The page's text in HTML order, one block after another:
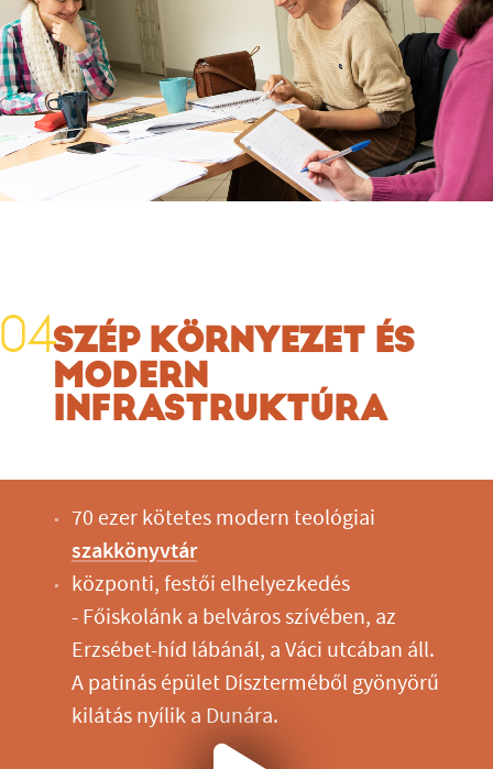
SZÉP KÖRNYEZET ÉS
MODERN
INFRASTRUKTÚRA
70 ezer kötetes modern teológiai
szakkönyvtár
központi, festői elhelyezkedés
- Főiskolánk a belváros szívében, az
Erzsébet-híd lábánál, a Váci utcában áll.
A patinás épület Díszterméből gyönyörű
kilátás nyílik a Dunára.